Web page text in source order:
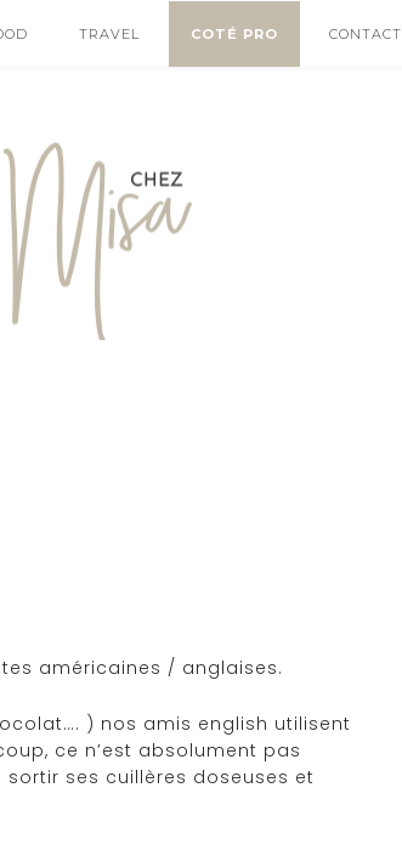
TRAVEL COTÉ PRO CONTACT
américaines / anglaises.
) nos amis english utilisent
ce n’est absolument pas
ses cuillères doseuses et